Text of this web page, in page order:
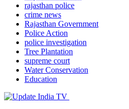
rajasthan police
crime news
Rajasthan Government
Police Action
police investigation
Tree Plantation
supreme court
Water Conservation
Education